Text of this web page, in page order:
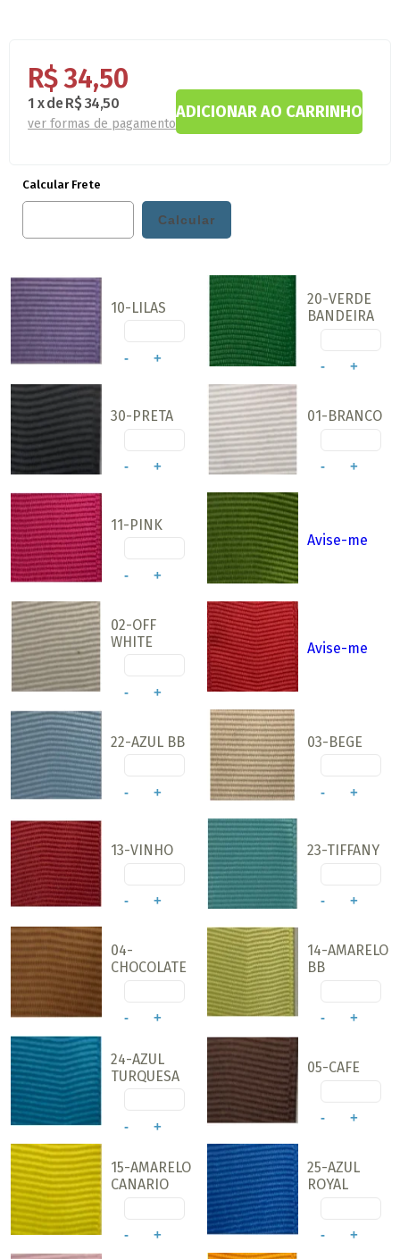
R$ 34,50
1 x de R$ 34,50
ver formas de pagamento
Calcular Frete
10-LILAS
+
-
20-VERDE
BANDEIRA
+
-
30-PRETA
+
-
01-BRANCO
+
-
11-PINK
+
-
Avise-me
02-OFF
WHITE
+
-
Avise-me
22-AZUL BB
+
-
03-BEGE
+
-
13-VINHO
+
-
23-TIFFANY
+
-
04-
CHOCOLATE
+
-
14-AMARELO
BB
+
-
24-AZUL
TURQUESA
+
-
05-CAFE
+
-
15-AMARELO
CANARIO
+
-
25-AZUL
ROYAL
+
-